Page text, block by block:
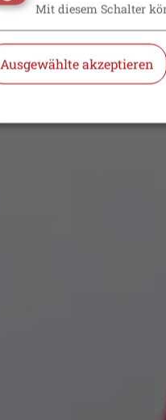
Mit diesem Schalter
Ausgewählte akzeptieren